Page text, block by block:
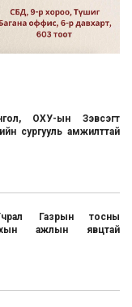
ОХУ-ын Зэвсэгт
сургууль амжилттай
Газрын тосны
ажлын явцтай